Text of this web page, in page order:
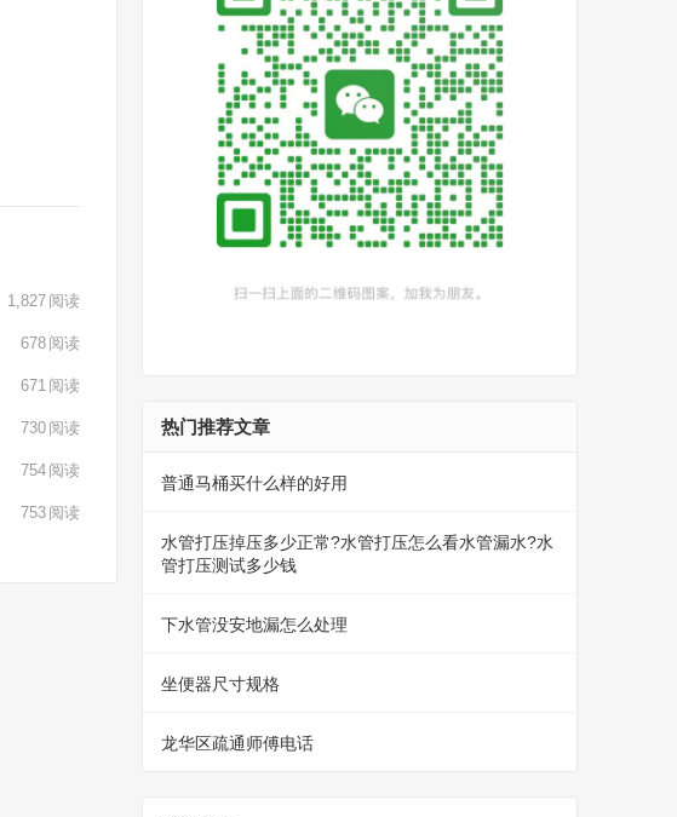
1,827 阅读
678 阅读
671 阅读
730 阅读
754 阅读
753 阅读
热门推荐文章
普通马桶买什么样的好用
水管打压掉压多少正常?水管打压怎么看水管漏水?水
管打压测试多少钱
下水管没安地漏怎么处理
坐便器尺寸规格
龙华区疏通师傅电话